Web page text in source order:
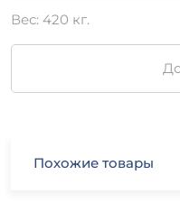
Вес: 420 кг.
Похожие товары